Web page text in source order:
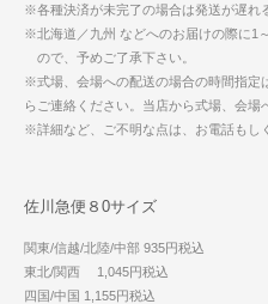
※各種決済が未完了の場合は発送が遅れ
※北海道／九州 などへのお届けの際に1
ので、予めご了承下さい。
※式場、会場への配送の場合の時間指定
らご連絡ください。当店から式場、会場
※詳細など、ご不明な点は、お電話もし
佐川急便８0サイズ
関東/信越/北陸/中部 935円税込
東北/関西 1,045円税込
四国/中国 1,155円税込